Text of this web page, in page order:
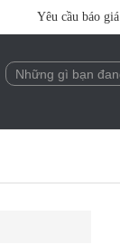
Yêu cầu báo giá